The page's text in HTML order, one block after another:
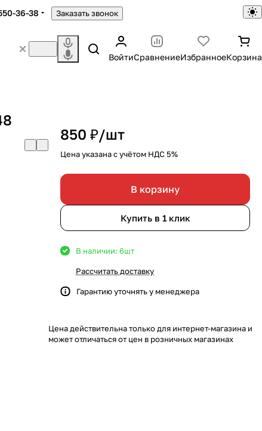
36-38 Заказать звонок
ВойтиСравнениеИзбранноеКорзина
850 ₽/шт
Цена указана с учётом НДС 5%
В корзину
Купить в 1 клик
В наличии: 6шт
Рассчитать доставку
Гарантию уточнять у менеджера
Цена действительна только для интернет-магазина и
может отличаться от цен в розничных магазинах